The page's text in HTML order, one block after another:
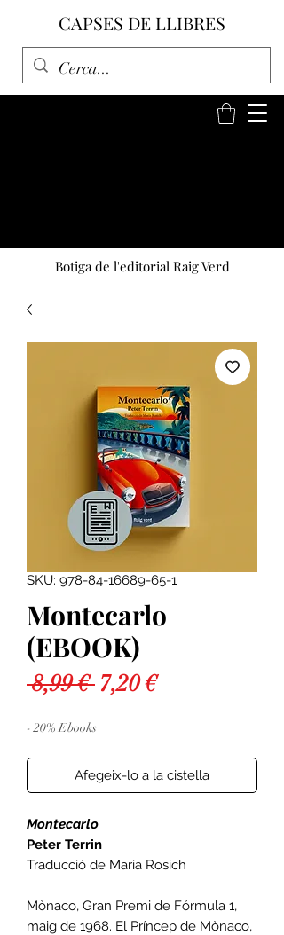
CAPSES DE LLIBRES
Botiga de l'editorial Raig Verd
SKU: 978-84-16689-65-1
Montecarlo
(EBOOK)
8,99 € Preu
7,20 €Preu
- 20% Ebooks
Afegeix-lo a la cistella
Montecarlo
Peter Terrin
Traducció de Maria Rosich
Mònaco, Gran Premi de Fórmula 1,
maig de 1968. El Príncep de Mònaco,